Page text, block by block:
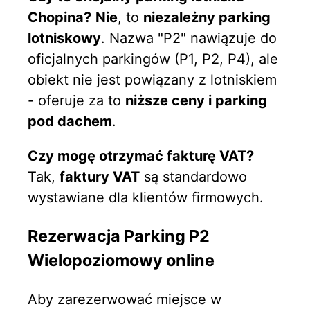
Chopina? Nie, to niezależny parking
lotniskowy. Nazwa "P2" nawiązuje do
oficjalnych parkingów (P1, P2, P4), ale
obiekt nie jest powiązany z lotniskiem
- oferuje za to niższe ceny i parking
pod dachem.
Czy mogę otrzymać fakturę VAT?
Tak, faktury VAT są standardowo
wystawiane dla klientów firmowych.
Rezerwacja Parking P2
Wielopoziomowy online
Aby zarezerwować miejsce w